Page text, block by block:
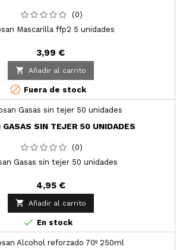
(0)
Mascarilla ffp2 5 unidades
3,99 €
 Añadir al carrito
 Fuera de stock
GASAS SIN TEJER 50 UNIDADES
(0)
Gasas sin tejer 50 unidades
4,95 €
 Añadir al carrito
 En stock